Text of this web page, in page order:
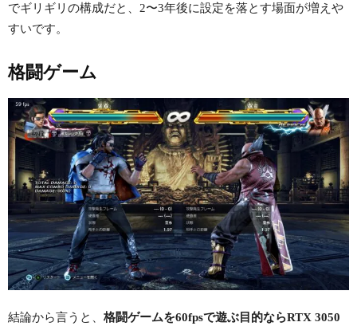
でギリギリの構成だと、2〜3年後に設定を落とす場面が増えや
すいです。
格闘ゲーム
結論から言うと、 格闘ゲームを60fpsで遊ぶ目的ならRTX 3050